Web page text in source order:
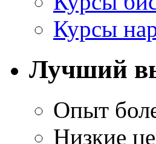
Курсы
Лучший
Опыт
Низкие